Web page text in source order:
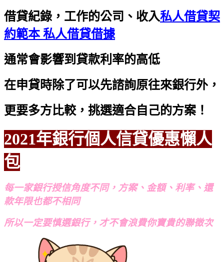
借貸紀錄，工作的公司、收入私人借貸契
約範本 私人借貸借據
通常會影響到貸款利率的高低
在申貸時除了可以先諮詢原往來銀行外，
更要多方比較，挑選適合自己的方案！
2021年銀行個人信貸優惠懶人
包
每一家銀行授信角度不同，方案、金額、利率、還
款年限也都不相同
所以一定要慎選銀行，才不會浪費你寶貴的聯徵次